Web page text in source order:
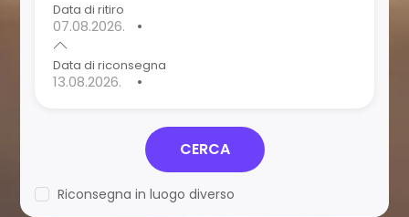
Data di ritiro
•
Data di riconsegna
•
CERCA
Riconsegna in luogo diverso